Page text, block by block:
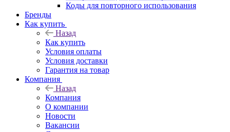
Коды для повторного использования
Бренды
Как купить
Назад
Как купить
Условия оплаты
Условия доставки
Гарантия на товар
Компания
Назад
Компания
О компании
Новости
Вакансии